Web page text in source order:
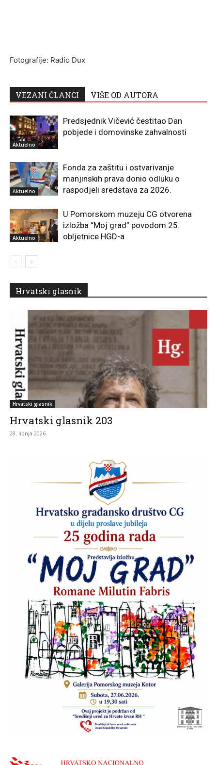
Fotografije: Radio Dux
VEZANI ČLANCI VIŠE OD AUTORA
Aktuelno
Predsjednik Vičević čestitao Dan
pobjede i domovinske zahvalnosti
Aktuelno
Fonda za zaštitu i ostvarivanje
manjinskih prava donio odluku o
raspodjeli sredstava za 2026.
Aktuelno
U Pomorskom muzeju CG otvorena
izložba “Moj grad” povodom 25.
obljetnice HGD-a
Hrvatski glasnik
Hrvatski glasnik
Hrvatski glasnik 203
28. lipnja 2026.